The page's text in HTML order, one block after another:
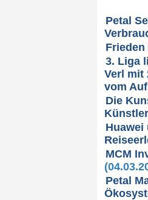
Petal
3. Liga
Verl mit
vom
Die
Huawei
MCM
Petal